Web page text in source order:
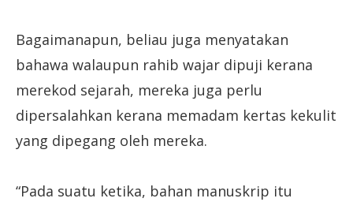
Bagaimanapun, beliau juga menyatakan
bahawa walaupun rahib wajar dipuji kerana
merekod sejarah, mereka juga perlu
dipersalahkan kerana memadam kertas kekulit
yang dipegang oleh mereka.
“Pada suatu ketika, bahan manuskrip itu